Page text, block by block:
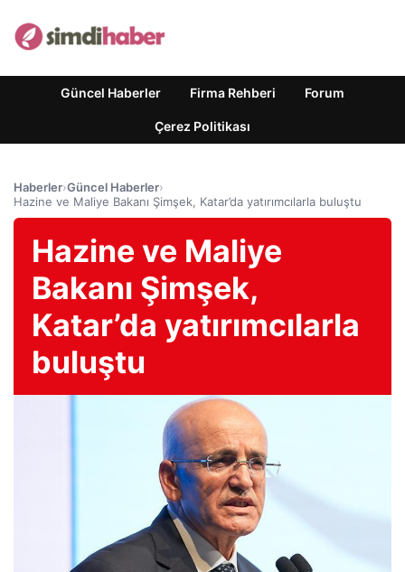
Güncel Haberler Firma Rehberi Forum
Çerez Politikası
Haberler›Güncel Haberler›
Hazine ve Maliye Bakanı Şimşek, Katar’da yatırımcılarla buluştu
Hazine ve Maliye
Bakanı Şimşek,
Katar’da yatırımcılarla
buluştu